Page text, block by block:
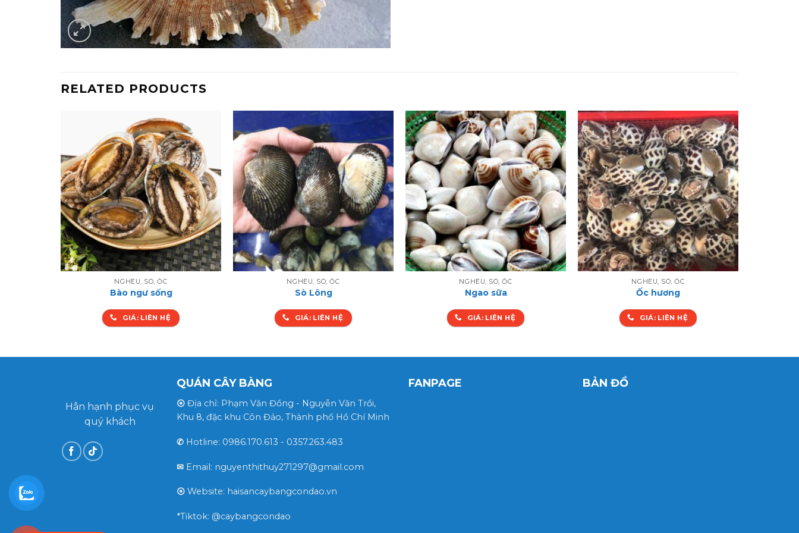
RELATED PRODUCTS
NGHÊU, SÒ, ỐC
Bào ngư sống
GIÁ: LIÊN HỆ
NGHÊU, SÒ, ỐC
Sò Lông
GIÁ: LIÊN HỆ
NGHÊU, SÒ, ỐC
Ngao sữa
GIÁ: LIÊN HỆ
NGHÊU, SÒ, ỐC
Ốc hương
GIÁ: LIÊN HỆ
Hân hạnh phục vụ
quý khách
QUÁN CÂY BÀNG
⦿ Địa chỉ: Phạm Văn Đồng - Nguyễn Văn Trồi,
Khu 8, đặc khu Côn Đảo, Thành phố Hồ Chí Minh
✆ Hotline: 0986.170.613 - 0357.263.483
✉ Email: nguyenthithuy271297@gmail.com
⦿ Website: haisancaybangcondao.vn
*Tiktok: @caybangcondao
FANPAGE BẢN ĐỒ